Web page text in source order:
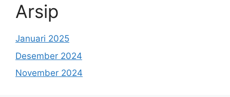
Arsip
Januari 2025
Desember 2024
November 2024